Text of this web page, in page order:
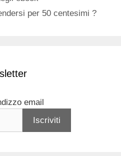
per 50 centesimi ?
email